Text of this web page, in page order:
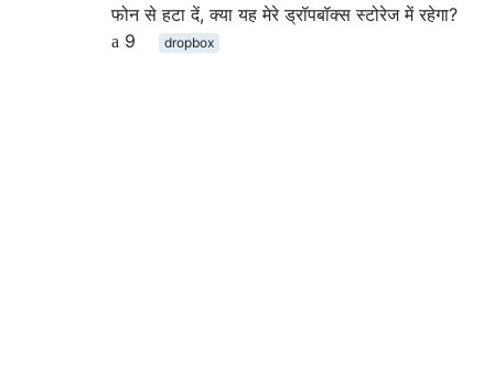
फोन से हटा दें, क्या यह मेरे ड्रॉपबॉक्स स्टोरेज में रहेगा?
9
dropbox